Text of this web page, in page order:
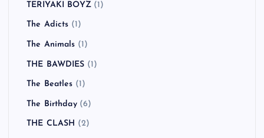
TERIYAKI BOYZ(1)
The Adicts (1)
The Animals (1)
THE BAWDIES (1)
The Beatles (1)
The Birthday(6)
THE CLASH (2)